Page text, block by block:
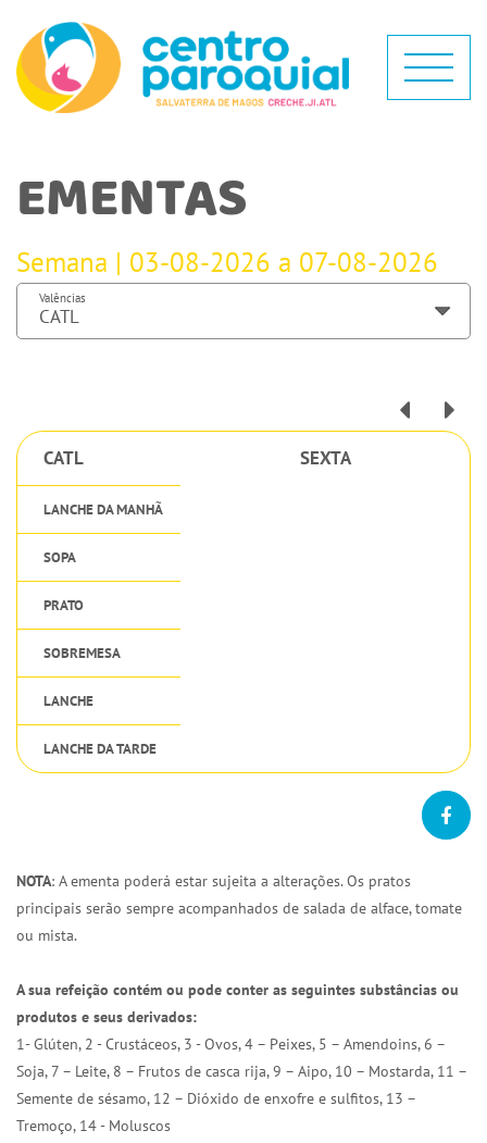
EMENTAS
Semana | 03-08-2026 a 07-08-2026
Valências
CATL SEXTA
LANCHE DA MANHÃ
SOPA
PRATO
SOBREMESA
LANCHE
LANCHE DA TARDE
NOTA: A ementa poderá estar sujeita a alterações. Os pratos
principais serão sempre acompanhados de salada de alface, tomate
ou mista.
A sua refeição contém ou pode conter as seguintes substâncias ou
produtos e seus derivados:
1- Glúten, 2 - Crustáceos, 3 - Ovos, 4 – Peixes, 5 – Amendoins, 6 –
Soja, 7 – Leite, 8 – Frutos de casca rija, 9 – Aipo, 10 – Mostarda, 11 –
Semente de sésamo, 12 – Dióxido de enxofre e sulfitos, 13 –
Tremoço, 14 - Moluscos